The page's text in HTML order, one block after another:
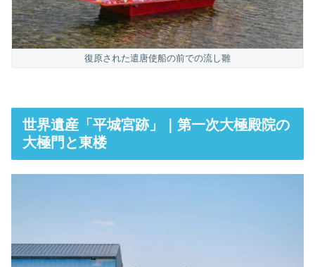
復原された遣唐使船の前での流し雛
世界遺産「平城宮跡」｜第一次大極殿院の
大極門と東楼